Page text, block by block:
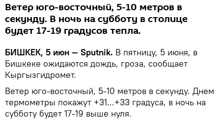
Ветер юго-восточный, 5-10 метров в
секунду. В ночь на субботу в столице
будет 17-19 градусов тепла.
БИШКЕК, 5 июн — Sputnik. В пятницу, 5 июня, в
Бишкеке ожидаются дождь, гроза, сообщает
Кыргызгидромет.
Ветер юго-восточный, 5-10 метров в секунду. Днем
термометры покажут +31...+33 градуса, в ночь на
субботу будет 17-19 выше нуля.